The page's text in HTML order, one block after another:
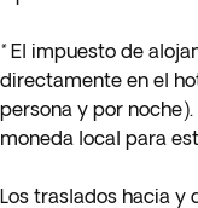
*El impuesto de
directamente en el
persona y por
moneda local para
Los traslados hacia y